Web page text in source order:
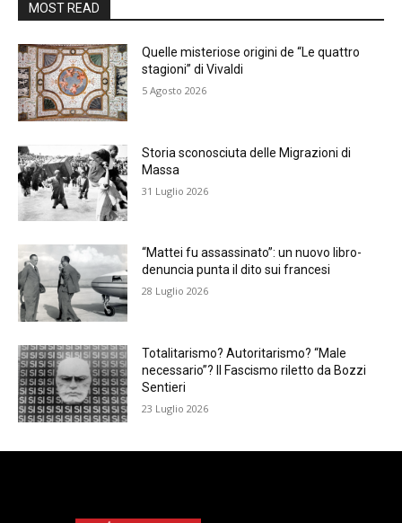
MOST READ
Quelle misteriose origini de “Le quattro
stagioni” di Vivaldi
5 Agosto 2026
Storia sconosciuta delle Migrazioni di
Massa
31 Luglio 2026
“Mattei fu assassinato”: un nuovo libro-
denuncia punta il dito sui francesi
28 Luglio 2026
Totalitarismo? Autoritarismo? “Male
necessario”? Il Fascismo riletto da Bozzi
Sentieri
23 Luglio 2026